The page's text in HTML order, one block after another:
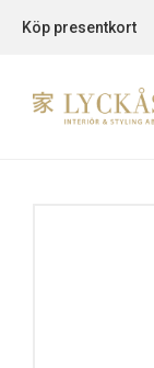
Köp presentkort